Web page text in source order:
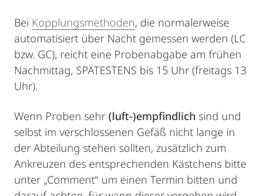
Bei Kopplungsmethoden, die normalerweise
automatisiert über Nacht gemessen werden (LC
bzw. GC), reicht eine Probenabgabe am frühen
Nachmittag, SPÄTESTENS bis 15 Uhr (freitags 13
Uhr).
Wenn Proben sehr (luft-)empfindlich sind und
selbst im verschlossenen Gefäß nicht lange in
der Abteilung stehen sollten, zusätzlich zum
Ankreuzen des entsprechenden Kästchens bitte
unter „Comment“ um einen Termin bitten und